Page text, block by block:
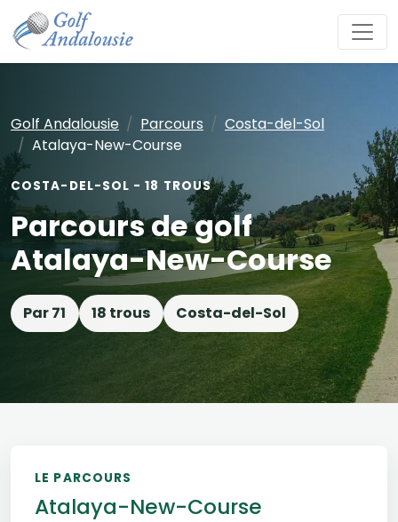
Golf Andalousie Parcours
Costa-del-Sol
Atalaya-New-Course
COSTA-DEL-SOL - 18 TROUS
Parcours de golf
Atalaya-New-Course
Par 71 18 trous Costa-del-Sol
LE PARCOURS
Atalaya-New-Course